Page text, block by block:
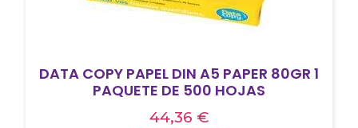
DATA COPY PAPEL DIN A5 PAPER 80GR 1
PAQUETE DE 500 HOJAS
44,36 €